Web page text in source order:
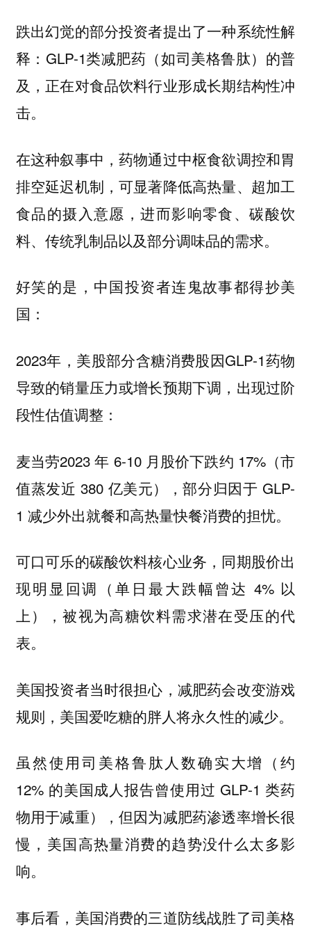
跌出幻觉的部分投资者提出了一种系统性解
释：GLP-1类减肥药（如司美格鲁肽）的普
及，正在对食品饮料行业形成长期结构性冲
击。
在这种叙事中，药物通过中枢食欲调控和胃
排空延迟机制，可显著降低高热量、超加工
食品的摄入意愿，进而影响零食、碳酸饮
料、传统乳制品以及部分调味品的需求。
好笑的是，中国投资者连鬼故事都得抄美
国：
2023年，美股部分含糖消费股因GLP-1药物
导致的销量压力或增长预期下调，出现过阶
段性估值调整：
麦当劳2023 年 6-10 月股价下跌约 17%（市
值蒸发近 380 亿美元），部分归因于 GLP-
1 减少外出就餐和高热量快餐消费的担忧。
可口可乐的碳酸饮料核心业务，同期股价出
现明显回调（单日最大跌幅曾达 4% 以
上），被视为高糖饮料需求潜在受压的代
表。
美国投资者当时很担心，减肥药会改变游戏
规则，美国爱吃糖的胖人将永久性的减少。
虽然使用司美格鲁肽人数确实大增（约
12% 的美国成人报告曾使用过 GLP-1 类药
物用于减重），但因为减肥药渗透率增长很
慢，美国高热量消费的趋势没什么太多影
响。
事后看，美国消费的三道防线战胜了司美格